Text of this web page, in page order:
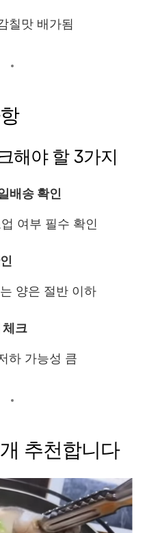
칠맛 배가됨
해야 할 3가지
배송 확인
여부 필수 확인
양은 절반 이하
체크
하 가능성 큼
추천합니다